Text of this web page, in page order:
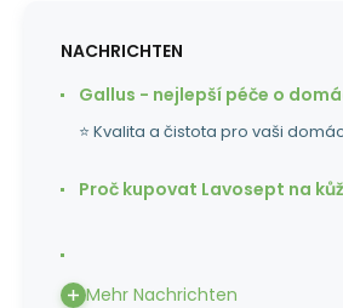
NACHRICHTEN
Gallus - nejlepší péče o
⭐ Kvalita a čistota pro vaši
Proč kupovat Lavosept na
Mehr Nachrichten